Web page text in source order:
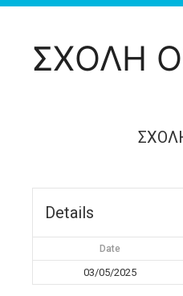
ΣΧΟΛΗ
Details
Date
03/05/2025